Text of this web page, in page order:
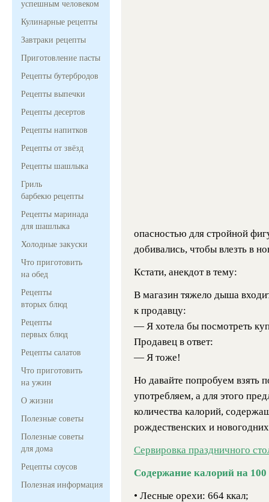
успешным человеком
Кулинарные рецепты
Завтраки рецепты
Приготовление пасты
Рецепты бутербродов
Рецепты выпечки
Рецепты десертов
Рецепты напитков
Рецепты от звёзд
Рецепты шашлыка
Гриль
барбекю рецепты
Рецепты маринада
для шашлыка
Холодные закуски
Что приготовить
на обед
Рецепты
вторых блюд
Рецепты
первых блюд
Рецепты салатов
Что приготовить
на ужин
О жизни
Полезные советы
Полезные советы
для дома
Рецепты соусов
Полезная информация
опасностью для стройной
добивались, чтобы влезть в
Кстати, анекдот в тему:
В магазин тяжело дыша
к продавцу:
— Я хотела бы посмотреть
Продавец в ответ:
— Я тоже!
Но давайте попробуем взять
употребляем, а для этого
количества калорий,
рождественских и
Сервировка праздничного
Содержание калорий на
• Лесные орехи: 664 ккал;